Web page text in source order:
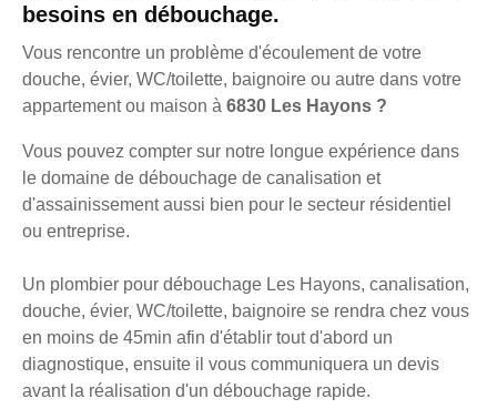
besoins en débouchage.
Vous rencontre un problème d'écoulement de votre
douche, évier, WC/toilette, baignoire ou autre dans votre
appartement ou maison à 6830 Les Hayons ?
Vous pouvez compter sur notre longue expérience dans
le domaine de débouchage de canalisation et
d'assainissement aussi bien pour le secteur résidentiel
ou entreprise.
Un plombier pour débouchage Les Hayons, canalisation,
douche, évier, WC/toilette, baignoire se rendra chez vous
en moins de 45min afin d'établir tout d'abord un
diagnostique, ensuite il vous communiquera un devis
avant la réalisation d'un débouchage rapide.